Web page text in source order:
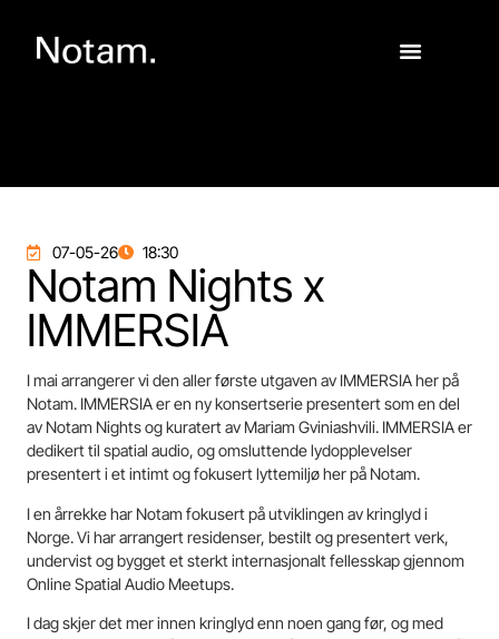
07-05-26 18:30
Notam Nights x
IMMERSIA
I mai arrangerer vi den aller første utgaven av IMMERSIA her på
Notam. IMMERSIA er en ny konsertserie presentert som en del
av Notam Nights og kuratert av Mariam Gviniashvili. IMMERSIA er
dedikert til spatial audio, og omsluttende lydopplevelser
presentert i et intimt og fokusert lyttemiljø her på Notam.
I en årrekke har Notam fokusert på utviklingen av kringlyd i
Norge. Vi har arrangert residenser, bestilt og presentert verk,
undervist og bygget et sterkt internasjonalt fellesskap gjennom
Online Spatial Audio Meetups.
I dag skjer det mer innen kringlyd enn noen gang før, og med